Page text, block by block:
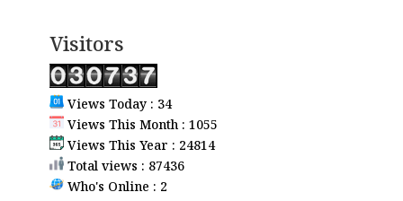
Visitors
Views Today : 34
Views This Month : 1055
Views This Year : 24814
Total views : 87436
Who's Online : 2